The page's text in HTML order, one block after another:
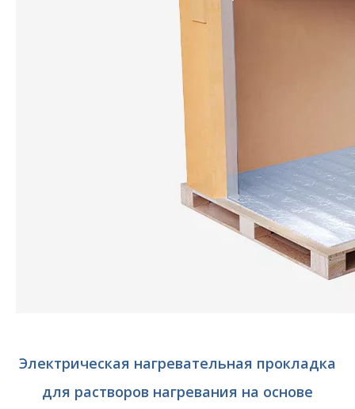
Электрическая нагревательная прокладка
для растворов нагревания на основе